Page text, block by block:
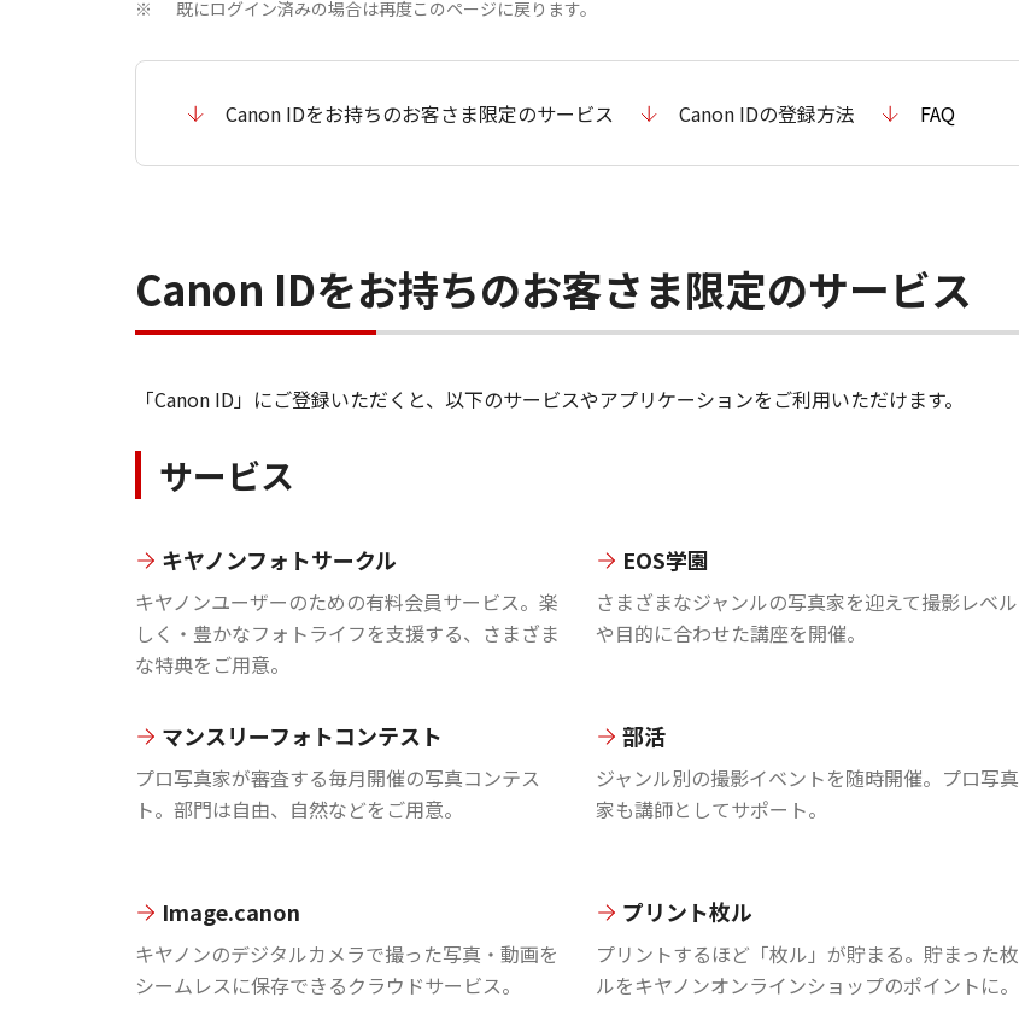
※ 既にログイン済みの場合は再度このページに戻ります。
Canon IDをお持ちのお客さま限定のサービス Canon IDの登録方法 FAQ
Canon IDをお持ちのお客さま限定のサービス
「Canon ID」にご登録いただくと、以下のサービスやアプリケーションをご利用いただけます。
サービス
キヤノンフォトサークル
キヤノンユーザーのための有料会員サービス。楽
しく・豊かなフォトライフを支援する、さまざま
な特典をご用意。
EOS学園
さまざまなジャンルの写真家を迎えて撮影レベル
や目的に合わせた講座を開催。
マンスリーフォトコンテスト
プロ写真家が審査する毎月開催の写真コンテス
ト。部門は自由、自然などをご用意。
部活
ジャンル別の撮影イベントを随時開催。プロ写真
家も講師としてサポート。
Image.canon
キヤノンのデジタルカメラで撮った写真・動画を
シームレスに保存できるクラウドサービス。
プリント枚ル
プリントするほど「枚ル」が貯まる。貯まった枚
ルをキヤノンオンラインショップのポイントに。